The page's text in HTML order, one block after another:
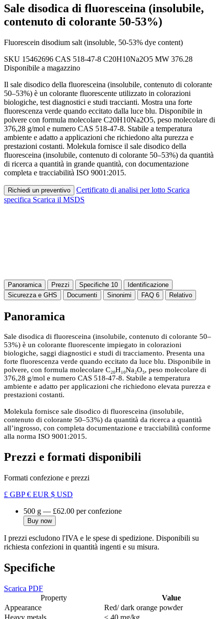
Sale disodica di fluoresceina (insolubile,
contenuto di colorante 50-53%)
Fluorescein disodium salt (insoluble, 50-53% dye content)
SKU 15462696 CAS 518-47-8 C20H10Na2O5 MW 376.28
Disponibile a magazzino
Il sale disodico della fluoresceina (insolubile, contenuto di colorante
50–53%) è un colorante fluorescente utilizzato in colorazioni
biologiche, test diagnostici e studi traccianti. Mostra una forte
fluorescenza verde quando eccitato dalla luce blu. Disponibile in
polvere con formula molecolare C20H10Na2O5, peso molecolare di
376,28 g/mol e numero CAS 518-47-8. Stabile a temperatura
ambiente e adatto a applicazioni che richiedono alta purezza e
prestazioni costanti. Molekula fornisce il sale disodico della
fluoresceina (insolubile, contenuto di colorante 50–53%) da quantità
di ricerca a quantità in grande quantità, con documentazione
completa e tracciabilità ISO 9001:2015.
Richiedi un preventivo Certificato di analisi per lotto Scarica
specifica Scarica il MSDS
Panoramica Prezzi Specifiche 10
Identificazione
Sicurezza e GHS
Documenti Sinonimi FAQ 6 Relativo
Panoramica
Sale disodica di fluoresceina (insolubile, contenuto di colorante 50–
53%) è un colorante fluorescente impiegato in colorazioni
biologiche, saggi diagnostici e studi di tracciamento. Presenta una
forte fluorescenza verde quando eccitato da luce blu. Disponibile in
polvere, con formula molecolare C₂₀H₁₀Na₂O₅, peso molecolare di
376,28 g/mol e numero CAS 518-47-8. Stabile a temperatura
ambiente e adatto per applicazioni che richiedono elevata purezza e
prestazioni costanti.
Molekula fornisce sale disodico di fluoresceina (insolubile,
contenuto di colorante 50–53%) da quantità da ricerca a quantità
all’ingrosso, con completa documentazione e tracciabilità conforme
alla norma ISO 9001:2015.
Prezzi e formati disponibili
Formati confezione e prezzi
£ GBP€ EUR $ USD
500 g — £62.00 per confezione
Buy now
I prezzi escludono l'IVA e le spese di spedizione. Disponibili su
richiesta confezioni in quantità ingenti e su misura.
Specifiche
Scarica PDF
Property
Value
Appearance
Red/ dark orange powder
Heavy metals
≤ 40 mg/kg